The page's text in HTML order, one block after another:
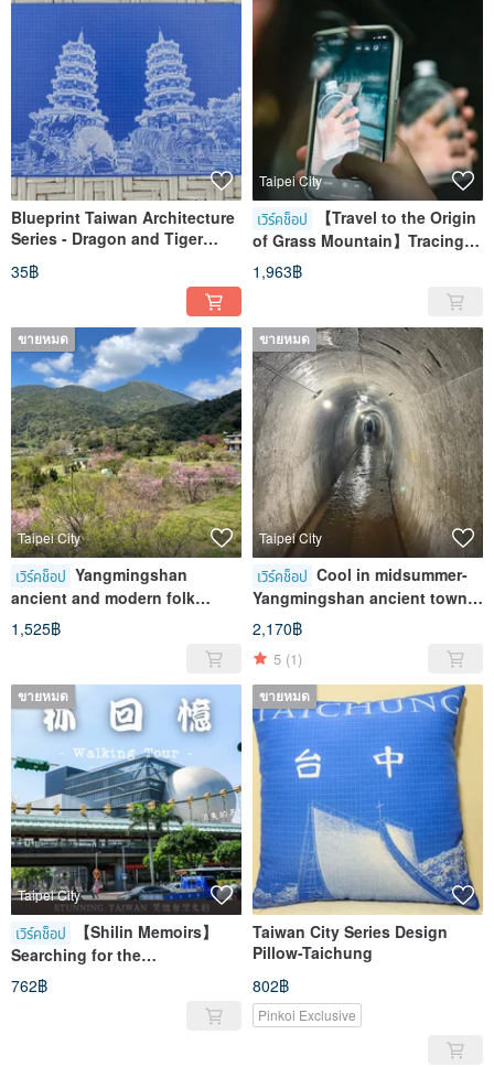
Blueprint Taiwan Architecture
Series - Dragon and Tiger
Pagodas
35฿
Taipei City
เวิร์คช็อป
【Travel to the Origin
of Grass Mountain】Tracing
the Origin of the Waterway in
Caoshan Mountain - The
1,963฿
ขายหมด
Taipei City
เวิร์คช็อป Yangmingshan
ancient and modern folk
culture
1,525฿
ขายหมด
Taipei City
เวิร์คช็อป Cool in midsummer-
Yangmingshan ancient town
exploration natural healing
and sustainable forest
breathing
2,170฿
5 (1)
ขายหมด
Taipei City
เวิร์คช็อป
【Shilin Memoirs】
Searching for the
Disappearing Centuries of
Shilin Memory Culture Day
762฿
ขายหมด
Taiwan City Series Design
Pillow-Taichung
802฿
Pinkoi Exclusive